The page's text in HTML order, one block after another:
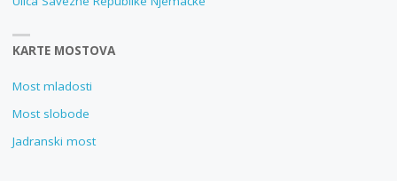
KARTE MOSTOVA
Most mladosti
Most slobode
Jadranski most